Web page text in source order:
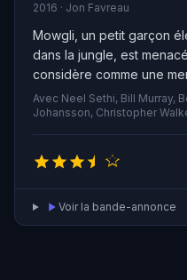
2016 · Jon Favreau
Mowgli, un petit garçon
dans la jungle, est
considère comme une
foyer et commence un
guidé par la panthère
chemin, il rencontre des
python hypnotique et le
secret de la fleur rouge et
Avec Neel Sethi, Bill Murray,
Johansson, Christopher
Voir la bande-annonce